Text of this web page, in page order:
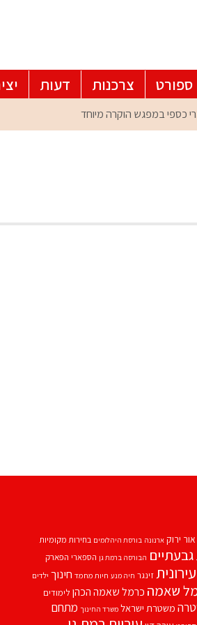
ספורט צרכנות דעות
אור ירוק ארנונה בורסת היהלומים בחירות מקומיות
גבעתיים הבורסה ברמת גן הספארי הפארק
זינגר חיה מנע חיות מחמד חינוך ילדים
שאמה כרמל שאמה הכהן לימודים
משטרת ישראל משרד החינוך מתחם